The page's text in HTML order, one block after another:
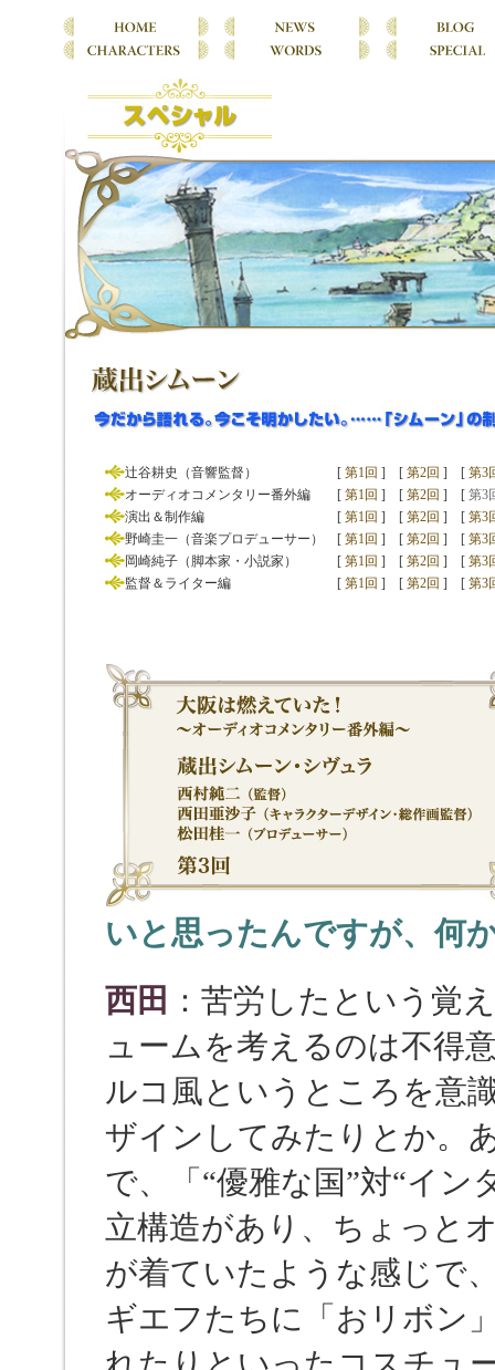
辻谷耕史（音響監督） [ 第1回 ] [ 第2回 ] [ 第3
オーディオコメンタリー番外編
[ 第1回 ] [ 第2回 ] [ 第3
演出＆制作編
[ 第1回 ] [ 第2回 ] [ 第3
野崎圭一（音楽プロデューサー）
[ 第1回 ] [ 第2回 ] [ 第3
岡崎純子（脚本家・小説家）
[ 第1回 ] [ 第2回 ] [ 第3
監督＆ライター編
[ 第1回 ] [ 第2回 ] [ 第3
いと思ったんですが、何
西田 ：苦労したという覚
ュームを考えるのは不得
ルコ風というところを意
ザインしてみたりとか。
で、「“優雅な国”対“イ
立構造があり、ちょっと
が着ていたような感じで
ギエフたちに「おリボン